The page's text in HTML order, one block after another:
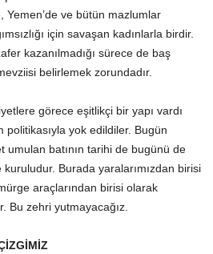
Yemen’de ve bütün mazlumlar
için savaşan kadınlarla birdir.
kazanılmadığı sürece de baş
belirlemek zorundadır.
görece eşitlikçi bir yapı vardı
politikasıyla yok edildiler. Bugün
umulan batının tarihi de bugünü de
Burada yaralarımızdan birisi
araçlarından birisi olarak
Bu zehri yutmayacağız.